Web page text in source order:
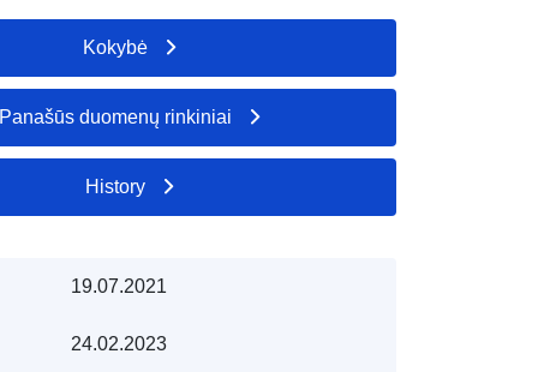
Kokybė
Panašūs duomenų rinkiniai
History
19.07.2021
24.02.2023